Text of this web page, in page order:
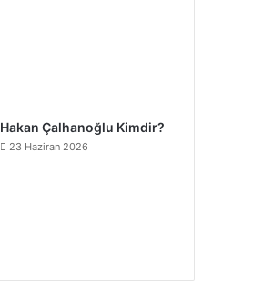
Hakan Çalhanoğlu Kimdir?
23 Haziran 2026